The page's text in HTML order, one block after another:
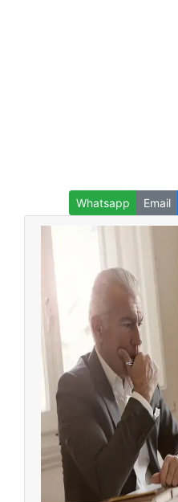
Whatsapp Email